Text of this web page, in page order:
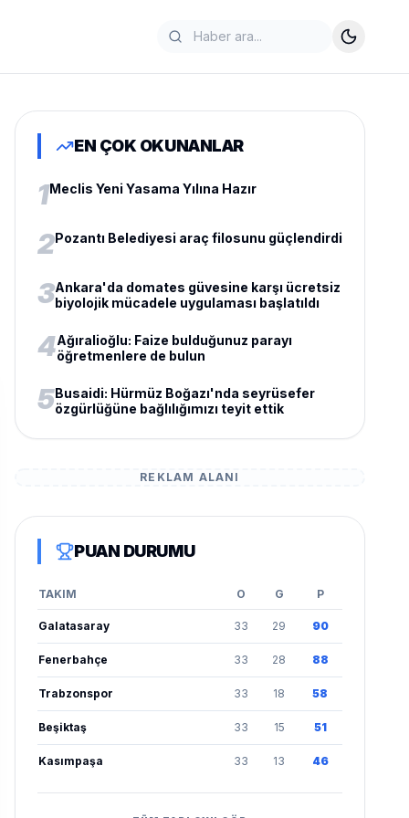
EN ÇOK OKUNANLAR
1Meclis Yeni Yasama Yılına Hazır
2Pozantı Belediyesi araç filosunu güçlendirdi
3Ankara'da domates güvesine karşı ücretsiz
biyolojik mücadele uygulaması başlatıldı
4Ağıralioğlu: Faize bulduğunuz parayı
öğretmenlere de bulun
5Busaidi: Hürmüz Boğazı'nda seyrüsefer
özgürlüğüne bağlılığımızı teyit ettik
REKLAM ALANI
PUAN DURUMU
TAKIM O G P
Galatasaray 33 29 90
Fenerbahçe 33 28 88
Trabzonspor 33 18 58
Beşiktaş 33 15 51
Kasımpaşa 33 13 46